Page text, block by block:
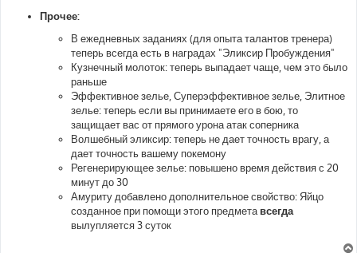
Прочее:
В ежедневных заданиях (для опыта талантов тренера)
теперь всегда есть в наградах "Эликсир Пробуждения"
Кузнечный молоток: теперь выпадает чаще, чем это было
раньше
Эффективное зелье, Суперэффективное зелье, Элитное
зелье: теперь если вы принимаете его в бою, то
защищает вас от прямого урона атак соперника
Волшебный эликсир: теперь не дает точность врагу, а
дает точность вашему покемону
Регенерирующее зелье: повышено время действия с 20
минут до 30
Амуриту добавлено дополнительное свойство: Яйцо
созданное при помощи этого предметавсегда
вылупляется 3 суток